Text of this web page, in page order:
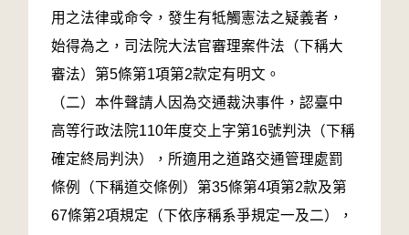
用之法律或命令，發生有牴觸憲法之疑義者，
始得為之，司法院大法官審理案件法（下稱大
審法）第5條第1項第2款定有明文。
（二）本件聲請人因為交通裁決事件，認臺中
高等行政法院110年度交上字第16號判決（下稱
確定終局判決），所適用之道路交通管理處罰
條例（下稱道交條例）第35條第4項第2款及第
67條第2項規定（下依序稱系爭規定一及二），